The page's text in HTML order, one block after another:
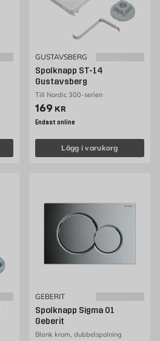
GUSTAVSBERG
Spolknapp ST-14
Gustavsberg
Till Nordic 300-serien
Pris 169 kr
169 KR
Endast online
Lägg i varukorg
GEBERIT
Spolknapp Sigma 01
Geberit
Blank krom, dubbelspolning